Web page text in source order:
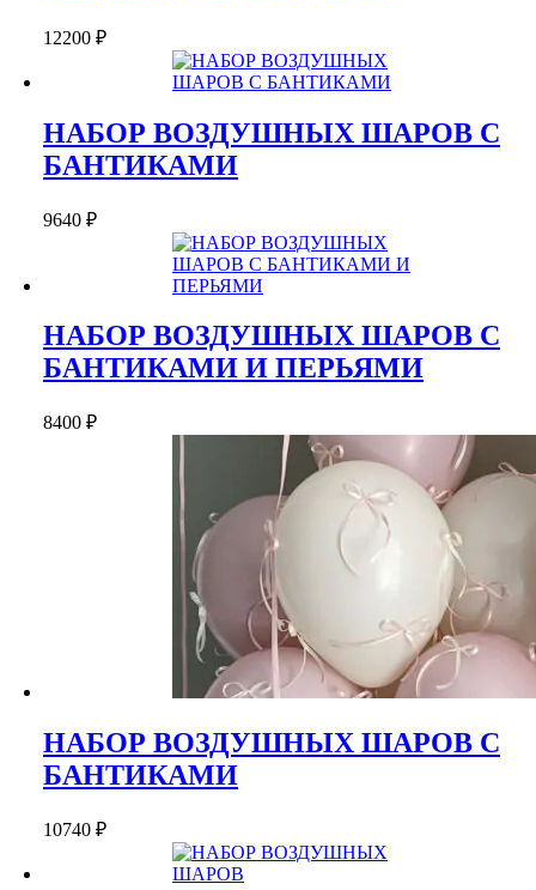
12200 ₽
НАБОР ВОЗДУШНЫХ ШАРОВ С
БАНТИКАМИ
9640 ₽
НАБОР ВОЗДУШНЫХ ШАРОВ С
БАНТИКАМИ И ПЕРЬЯМИ
8400 ₽
НАБОР ВОЗДУШНЫХ ШАРОВ С
БАНТИКАМИ
10740 ₽